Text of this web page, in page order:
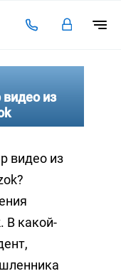
из
видео из
В какой-